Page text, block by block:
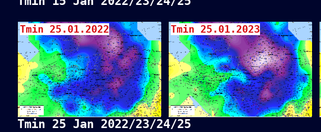
Tmin 25.01.2022 Tmin 25.01.2023
Tmin 25 Jan 2022/23/24/25